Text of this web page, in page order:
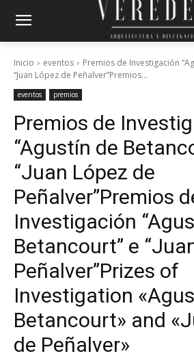
Inicio eventos
Premios de Investigación
“Juan López de Peñalver”Premios...
eventos premios
Premios de
“Agustín de
“Juan López de
Peñalver”Premios
Investigación
Betancourt” e
Peñalver”Prizes of
Investigation
Betancourt» and
de Peñalver»